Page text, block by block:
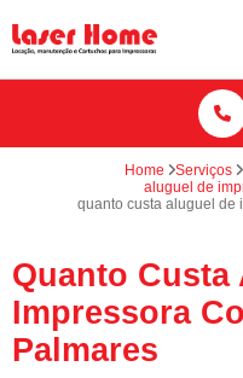
Home Serviços
aluguel de
quanto custa aluguel de
Quanto Custa
Impressora
Palmares